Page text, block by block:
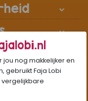
Webapp
nog makkelijker en
gebruikt Faja Lobi